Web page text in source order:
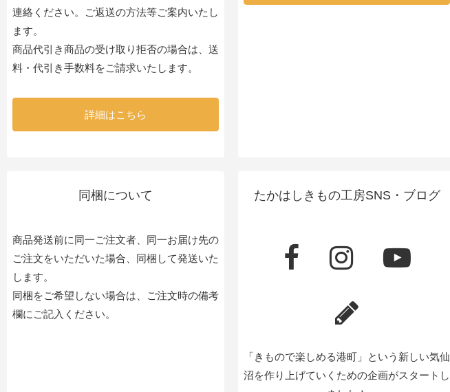
連絡ください。ご返送の方法等ご案内いたし
ます。
商品代引き商品の受け取り拒否の場合は、送
料・代引き手数料をご請求いたします。
詳細はこちら
同梱について
商品発送前に同一ご注文者、同一お届け先の
ご注文をいただいた場合、同梱して発送いた
します。
同梱をご希望しない場合は、ご注文時の備考
欄にご記入ください。
たかはしきもの工房SNS・ブログ
「きもので楽しめる港町」という新しい気仙
沼を作り上げていくための企画がスタートし